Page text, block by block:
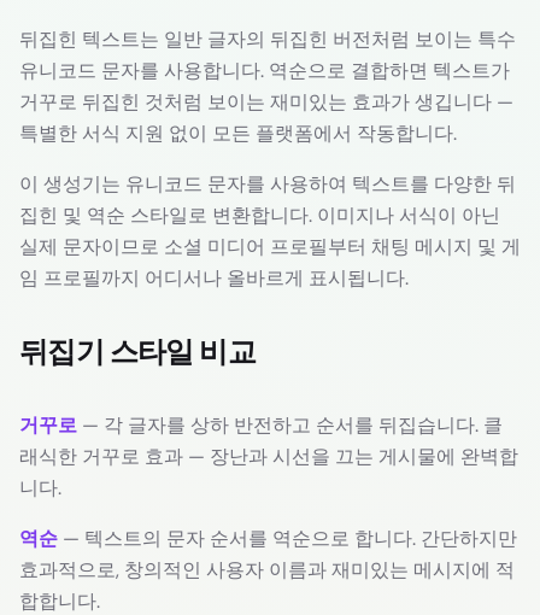
뒤집힌 텍스트는 일반 글자의 뒤집힌 버전처럼 보이는 특수
유니코드 문자를 사용합니다. 역순으로 결합하면 텍스트가
거꾸로 뒤집힌 것처럼 보이는 재미있는 효과가 생깁니다 —
특별한 서식 지원 없이 모든 플랫폼에서 작동합니다.
이 생성기는 유니코드 문자를 사용하여 텍스트를 다양한 뒤
집힌 및 역순 스타일로 변환합니다. 이미지나 서식이 아닌
실제 문자이므로 소셜 미디어 프로필부터 채팅 메시지 및 게
임 프로필까지 어디서나 올바르게 표시됩니다.
뒤집기 스타일 비교
거꾸로 — 각 글자를 상하 반전하고 순서를 뒤집습니다. 클
래식한 거꾸로 효과 — 장난과 시선을 끄는 게시물에 완벽합
니다.
역순 — 텍스트의 문자 순서를 역순으로 합니다. 간단하지만
효과적으로, 창의적인 사용자 이름과 재미있는 메시지에 적
합합니다.